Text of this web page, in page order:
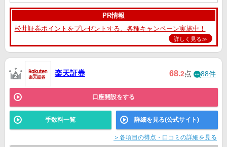
PR情報
松井証券ポイントをプレゼントする、各種キャンペーン実施中！
詳しく見る≫
楽天証券 68.2点 88件
口座開設をする
手数料一覧 詳細を見る(公式サイト)
＞各項目の得点・口コミの詳細を見る